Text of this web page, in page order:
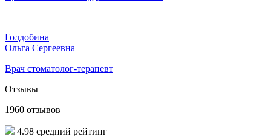
Голдобина
Ольга Сергеевна
Врач стоматолог-терапевт
Отзывы
1960 отзывов
4.98 средний рейтинг